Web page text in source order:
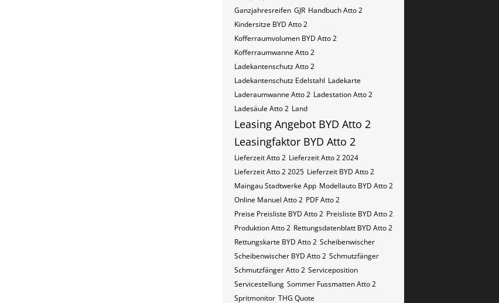
Ganzjahresreifen GJR Handbuch Atto 2
Kindersitze BYD Atto 2
Kofferraumvolumen BYD Atto 2
Kofferraumwanne Atto 2
Ladekantenschutz Atto 2
Ladekantenschutz Edelstahl Ladekarte
Laderaumwanne Atto 2 Ladestation Atto 2
Ladesäule Atto 2 Land
Leasing Angebot BYD Atto 2
Leasingfaktor BYD Atto 2
Lieferzeit Atto 2 Lieferzeit Atto 2 2024
Lieferzeit Atto 2 2025 Lieferzeit BYD Atto 2
Maingau Stadtwerke App Modellauto BYD Atto 2
Online Manuel Atto 2 PDF Atto 2
Preise Preisliste BYD Atto 2 Preisliste BYD Atto 2
Produktion Atto 2 Rettungsdatenblatt BYD Atto 2
Rettungskarte BYD Atto 2 Scheibenwischer
Scheibenwischer BYD​ Atto 2 Schmutzfänger
Schmutzfänger Atto 2 Serviceposition
Servicestellung Sommer Fussmatten Atto 2
Spritmonitor THG Quote